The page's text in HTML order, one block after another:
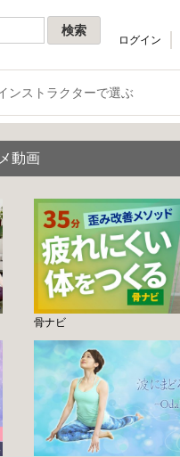
ログイン
ンストラクターで選ぶ
動画
骨ナビ